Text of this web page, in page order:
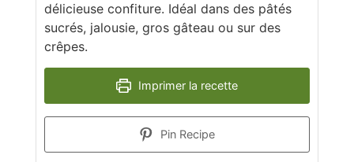
délicieuse confiture. Idéal dans des pâtés
sucrés, jalousie, gros gâteau ou sur des
crêpes.
Imprimer la recette
Pin Recipe